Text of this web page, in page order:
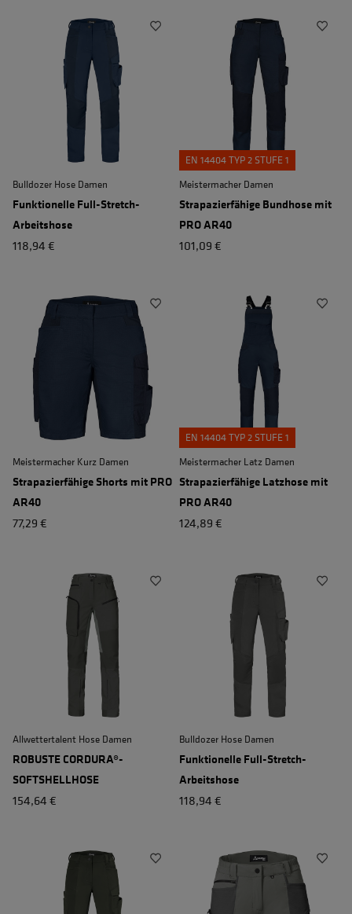
Bulldozer Hose Damen
Funktionelle Full-Stretch-
Arbeitshose
118,94 €
EN 14404 TYP 2 STUFE 1
Meistermacher Damen
Strapazierfähige Bundhose mit
PRO AR40
101,09 €
Meistermacher Kurz Damen
Strapazierfähige Shorts mit PRO
AR40
77,29 €
EN 14404 TYP 2 STUFE 1
Meistermacher Latz Damen
Strapazierfähige Latzhose mit
PRO AR40
124,89 €
Allwettertalent Hose Damen
ROBUSTE CORDURA®-
SOFTSHELLHOSE
154,64 €
Bulldozer Hose Damen
Funktionelle Full-Stretch-
Arbeitshose
118,94 €